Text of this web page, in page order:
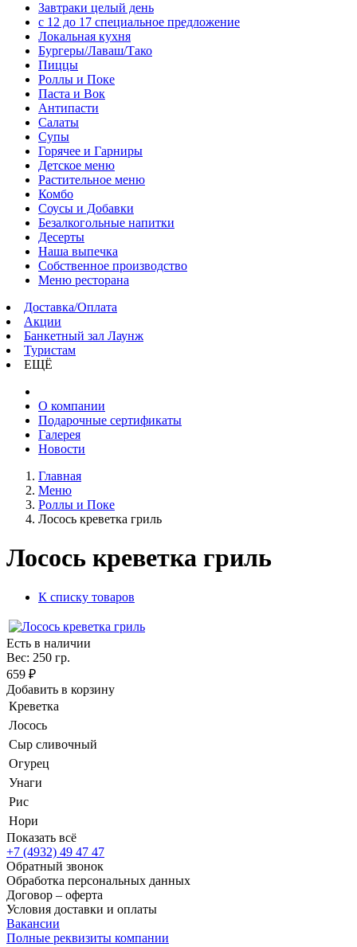
Завтраки целый день
с 12 до 17 специальное предложение
Локальная кухня
Бургеры/Лаваш/Тако
Пиццы
Роллы и Поке
Паста и Вок
Антипасти
Салаты
Супы
Горячее и Гарниры
Детское меню
Растительное меню
Комбо
Соусы и Добавки
Безалкогольные напитки
Десерты
Наша выпечка
Собственное производство
Меню ресторана
Доставка/Оплата
Акции
Банкетный зал Лаунж
Туристам
ЕЩЁ
О компании
Подарочные сертификаты
Галерея
Новости
Главная
Меню
Роллы и Поке
Лосось креветка гриль
Лосось креветка гриль
К списку товаров
Есть в наличии
Вес: 250 гр.
659 ₽
Добавить в корзину
Креветка
Лосось
Сыр сливочный
Огурец
Унаги
Рис
Нори
Показать всё
+7 (4932) 49 47 47
Обратный звонок
Обработка персональных данных
Договор – оферта
Условия доставки и оплаты
Вакансии
Полные реквизиты компании